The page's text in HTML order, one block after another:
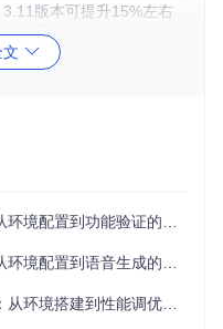
3.11版本可提升15%左右
的推理速度
需匹配对应CUDA版本
11.7+
、Tesla V100（16GB
置到功能验证的完整路径
置到语音生成的实践指南
搭建到性能调优的完整路径